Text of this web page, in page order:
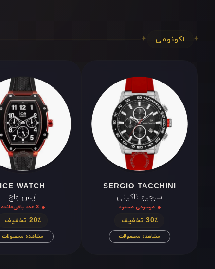
✦ اکونومی ✦
XII
III
VI
IX
SERGIO TACCHINI
سرجیو تاکینی
موجودی محدود
30٪ تخفیف
مشاهده محصولات
XII
III
VI
IX
ICE WATCH
آیس واچ
3 عدد باقی‌مانده
20٪ تخفیف
مشاهده محصولات